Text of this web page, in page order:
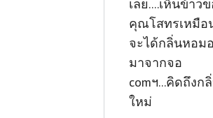
เลย....เห็นข้าว
คุณโสทรเหมือ
จะได้กลิ่นหอม
มาจากจอ
comฯ...คิดถึงก
ใหม่